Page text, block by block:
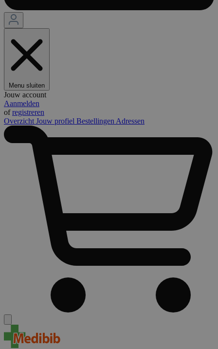
Menu sluiten
Jouw account
Aanmelden
ofregistreren
Overzicht Jouw profiel Bestellingen Adressen